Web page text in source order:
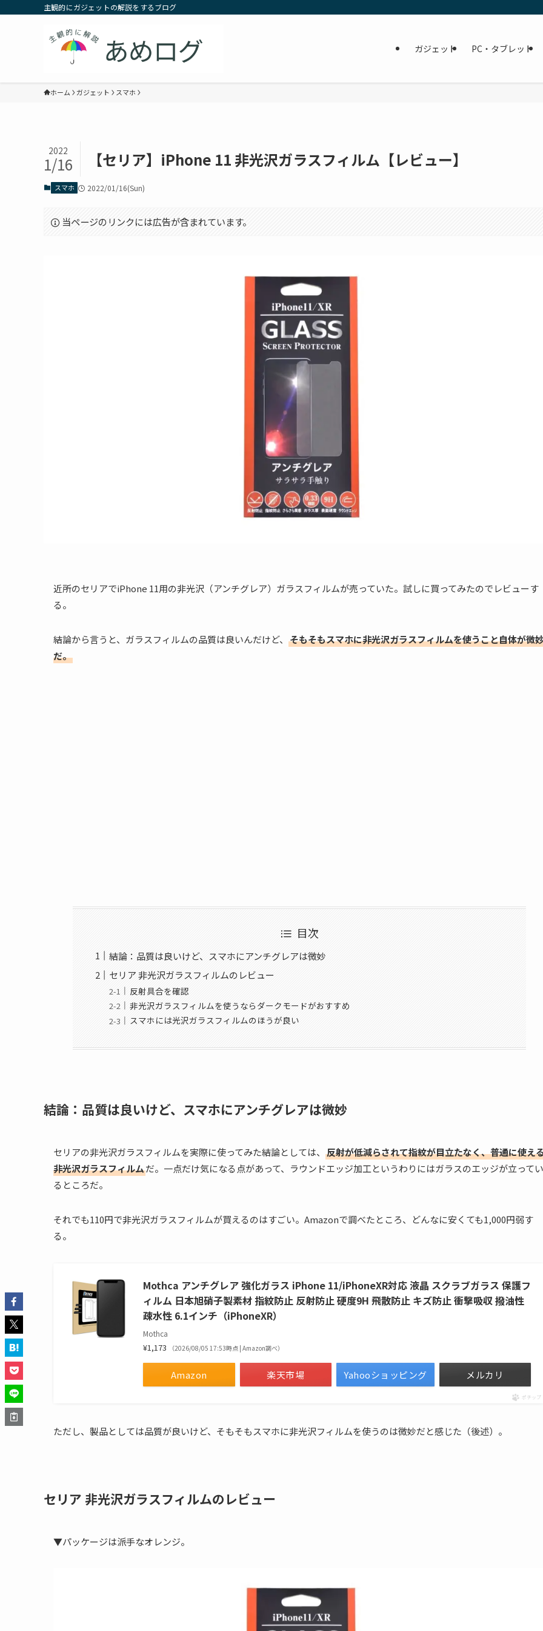
主観的にガジェットの解説をするブログ
ガジェット PC・タブレット
ホーム ガジェット スマホ
【セリア】iPhone 11 非光沢ガラスフィルム【レビュー】
2022
1/16
スマホ 2022/01/16(Sun)
当ページのリンクには広告が含まれています。
近所のセリアでiPhone 11用の非光沢（アンチグレア）ガラスフィルムが売っていた。試しに買ってみたのでレビューす
る。
結論から言うと、ガラスフィルムの品質は良いんだけど、 そもそもスマホに非光沢ガラスフィルムを使うこと自体が微
だ。
目次
結論：品質は良いけど、スマホにアンチグレアは微妙
セリア 非光沢ガラスフィルムのレビュー
反射具合を確認
非光沢ガラスフィルムを使うならダークモードがおすすめ
スマホには光沢ガラスフィルムのほうが良い
結論：品質は良いけど、スマホにアンチグレアは微妙
セリアの非光沢ガラスフィルムを実際に使ってみた結論としては、 反射が低減らされて指紋が目立たなく、普通に使え
非光沢ガラスフィルムだ。一点だけ気になる点があって、ラウンドエッジ加工というわりにはガラスのエッジが立ってい
るところだ。
それでも110円で非光沢ガラスフィルムが買えるのはすごい。Amazonで調べたところ、どんなに安くても1,000円弱す
る。
Mothca アンチグレア 強化ガラス iPhone 11/iPhoneXR対応 液晶 スクラブガラス 保護フ
ィルム 日本旭硝子製素材 指紋防止 反射防止 硬度9H 飛散防止 キズ防止 衝撃吸収 撥油性
疎水性 6.1インチ（iPhoneXR）
Mothca
¥1,173 （2026/08/05 17:53時点 | Amazon調べ）
Amazon 楽天市場 Yahooショッピング メルカリ
ポチップ
ただし、製品としては品質が良いけど、そもそもスマホに非光沢フィルムを使うのは微妙だと感じた（後述）。
セリア 非光沢ガラスフィルムのレビュー
▼パッケージは派手なオレンジ。